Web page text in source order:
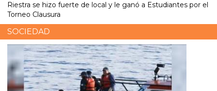
Riestra se hizo fuerte de local y le ganó a Estudiantes por el
Torneo Clausura
SOCIEDAD